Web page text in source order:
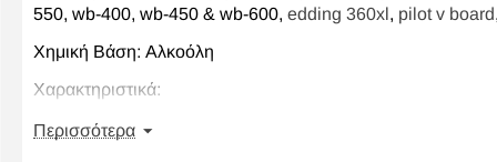
550, wb-400, wb-450 & wb-600, edding 360xl, pilot v board,
Χημική Βάση: Αλκοόλη
Χαρακτηριστικά:
Άοσμο
Περισσότερα